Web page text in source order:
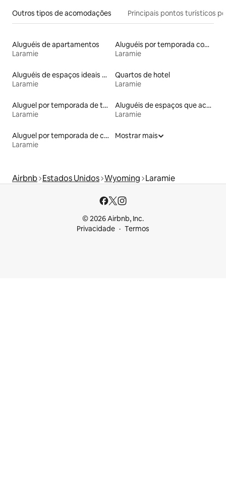
Outros tipos de acomodações Principais pontos turísticos
Aluguéis de apartamentos
Laramie
Aluguéis por temporada com suítes privativas
Laramie
Aluguéis de espaços ideais para famílias
Laramie
Quartos de hotel
Laramie
Aluguel por temporada de townhouses
Laramie
Aluguéis de espaços que aceitam animais de estimação
Laramie
Aluguel por temporada de casas de hóspedes
Laramie
Mostrar mais
Airbnb Estados Unidos Wyoming Laramie
© 2026 Airbnb, Inc.
Privacidade
Termos